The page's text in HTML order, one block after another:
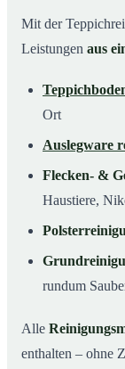
Mit der
Leistungen aus
Ort
Auslegware
Flecken- &
Haustiere,
rundum
Alle
enthalten – ohne